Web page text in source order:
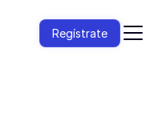
Regístrate